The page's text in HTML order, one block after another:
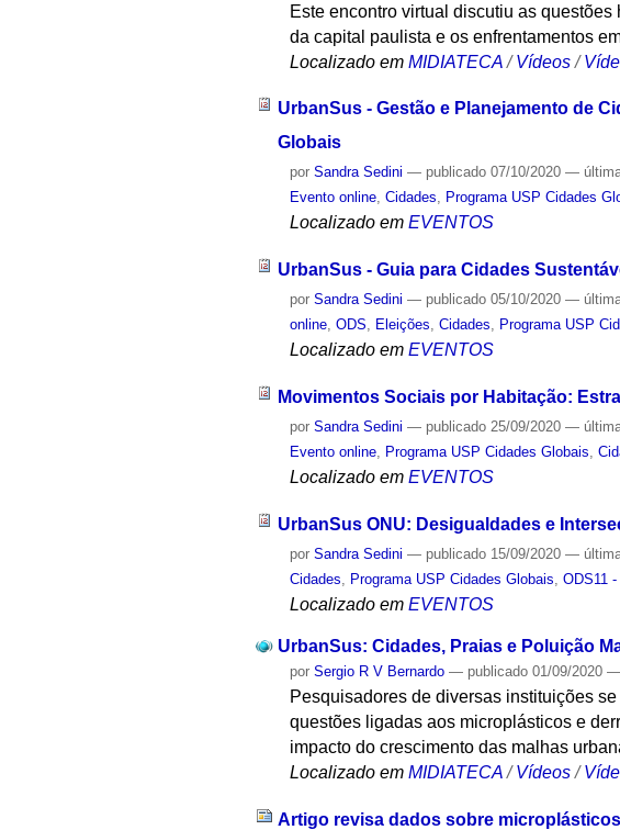
Este encontro virtual discutiu as
da capital paulista e os enfrentamentos
Localizado em MIDIATECA /Vídeos /
UrbanSus - Gestão e Planejamento de
Globais
porSandra Sedini — publicado 07/10/2020—
Evento online,Cidades, Programa USP Cidades
Localizado em EVENTOS
UrbanSus - Guia para Cidades
porSandra Sedini — publicado 05/10/2020—
online,ODS, Eleições,Cidades, Programa USP
Localizado em EVENTOS
Movimentos Sociais por Habitação:
porSandra Sedini — publicado 25/09/2020—
Evento online
Programa USP Cidades Globais ,
Localizado em EVENTOS
UrbanSus ONU: Desigualdades e
porSandra Sedini — publicado 15/09/2020—
Cidades
Programa USP Cidades Globais ,ODS11
Localizado em EVENTOS
UrbanSus: Cidades, Praias e Poluição
porSergio R V Bernardo — publicado 01/09/2020—
Pesquisadores de diversas instituições
questões ligadas aos microplásticos e
impacto do crescimento das malhas
Localizado em MIDIATECA /Vídeos /
Artigo revisa dados sobre